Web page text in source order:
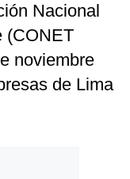
Nacional
(CONET
noviembre
de Lima